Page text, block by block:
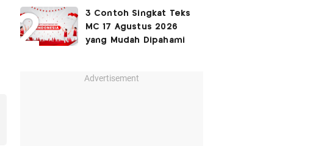
2026
3 Contoh Singkat Teks
MC 17 Agustus 2026
yang Mudah Dipahami
Advertisement